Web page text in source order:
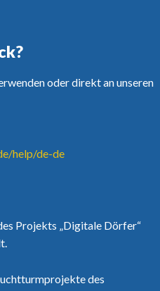
oder direkt an unseren
help/de-de
Projekts „Digitale Dörfer“
des